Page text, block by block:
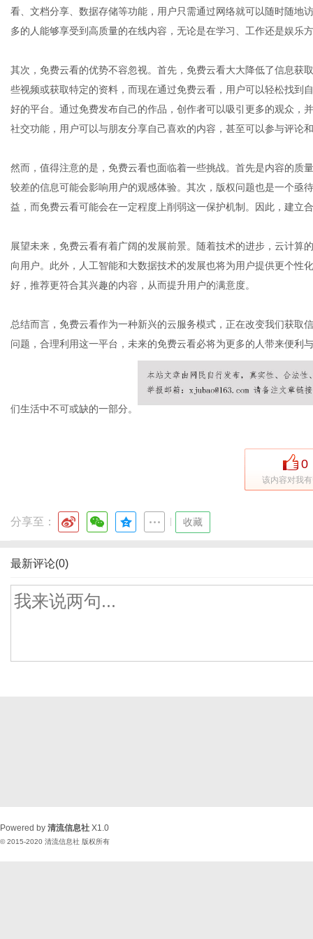
看、文档分享、数据存储等功能，用户只需通过网络就可以随时随地
多的人能够享受到高质量的在线内容，无论是在学习、工作还是娱乐
其次，免费云看的优势不容忽视。首先，免费云看大大降低了信息获
些视频或获取特定的资料，而现在通过免费云看，用户可以轻松找到
好的平台。通过免费发布自己的作品，创作者可以吸引更多的观众，
社交功能，用户可以与朋友分享自己喜欢的内容，甚至可以参与评论
然而，值得注意的是，免费云看也面临着一些挑战。首先是内容的质
较差的信息可能会影响用户的观感体验。其次，版权问题也是一个亟
益，而免费云看可能会在一定程度上削弱这一保护机制。因此，建立
展望未来，免费云看有着广阔的发展前景。随着技术的进步，云计算
向用户。此外，人工智能和大数据技术的发展也将为用户提供更个性
好，推荐更符合其兴趣的内容，从而提升用户的满意度。
总结而言，免费云看作为一种新兴的云服务模式，正在改变我们获取
问题，合理利用这一平台，未来的免费云看必将为更多的人带来便利
们生活中不可或缺的一部分。
0
该内容对我
分享至： 收藏
最新评论(0)
Powered by 清流信息社 X1.0
© 2015-2020 清流信息社 版权所有